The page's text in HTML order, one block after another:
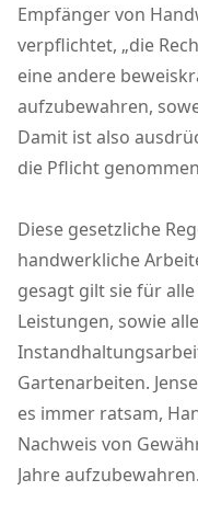
Empfänger von
verpflichtet, „die
eine andere
aufzubewahren,
Damit ist also
die Pflicht
Diese gesetzliche
handwerkliche
gesagt gilt sie für
Leistungen, sowie
Gartenarbeiten.
es immer ratsam,
Nachweis von
Jahre aufzubewahren.